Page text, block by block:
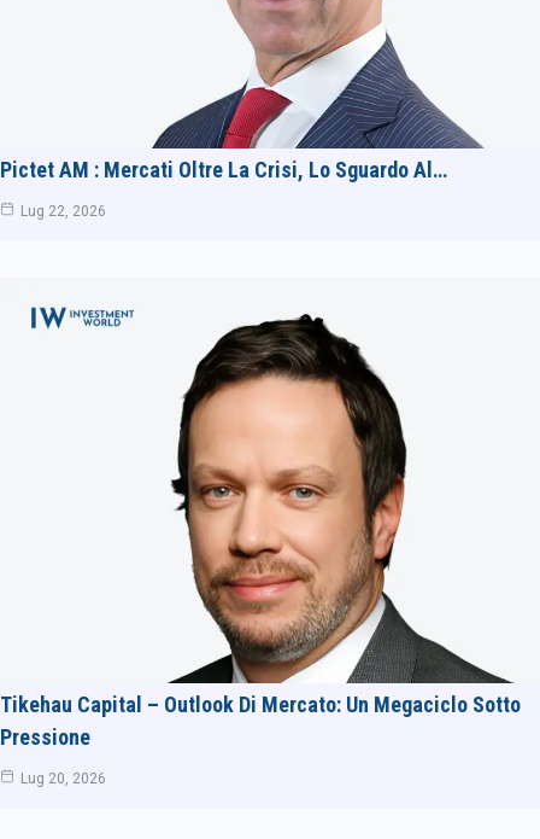
Pictet AM : Mercati Oltre La Crisi, Lo Sguardo Al…
Lug 22, 2026
Tikehau Capital – Outlook Di Mercato: Un Megaciclo Sotto
Pressione
Lug 20, 2026